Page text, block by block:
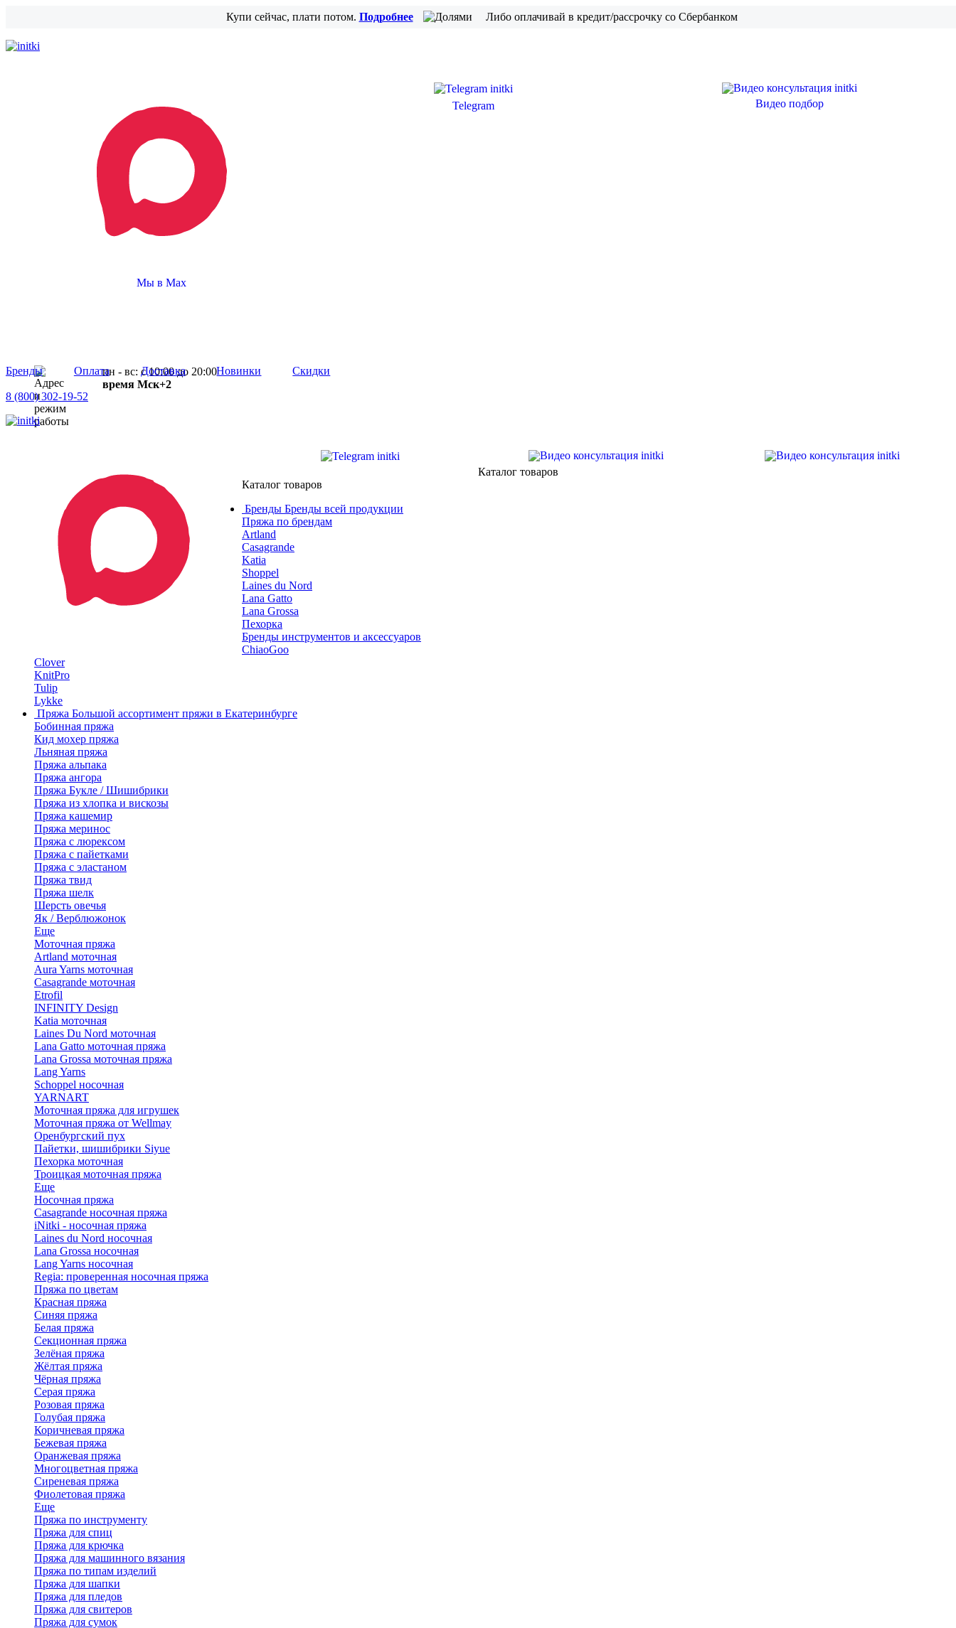
Купи сейчас, плати потом. Подробнее Либо оплачивай в кредит/рассрочку со Сбербанком
Мы в Max
Telegram Видео подбор
Бренды Оплата Доставка Новинки Скидки
8 (800) 302-19-52
пн - вс: с 10:00 до 20:00
время Мск+2
Каталог товаров
Каталог товаров
Бренды Бренды всей продукции
Пряжа по брендам
Artland
Casagrande
Katia
Shoppel
Laines du Nord
Lana Gatto
Lana Grossa
Пехорка
Бренды инструментов и аксессуаров
ChiaoGoo
Clover
KnitPro
Tulip
Lykke
Пряжа Большой ассортимент пряжи в Екатеринбурге
Бобинная пряжа
Кид мохер пряжа
Льняная пряжа
Пряжа альпака
Пряжа ангора
Пряжа Букле / Шишибрики
Пряжа из хлопка и вискозы
Пряжа кашемир
Пряжа меринос
Пряжа с люрексом
Пряжа с пайетками
Пряжа с эластаном
Пряжа твид
Пряжа шелк
Шерсть овечья
Як / Верблюжонок
Еще
Моточная пряжа
Artland моточная
Aura Yarns моточная
Casagrande моточная
Etrofil
INFINITY Design
Katia моточная
Laines Du Nord моточная
Lana Gatto моточная пряжа
Lana Grossa моточная пряжа
Lang Yarns
Schoppel носочная
YARNART
Моточная пряжа для игрушек
Моточная пряжа от Wellmay
Оренбургский пух
Пайетки, шишибрики Siyue
Пехорка моточная
Троицкая моточная пряжа
Еще
Носочная пряжа
Casagrande носочная пряжа
iNitki - носочная пряжа
Laines du Nord носочная
Lana Grossa носочная
Lang Yarns носочная
Regia: проверенная носочная пряжа
Пряжа по цветам
Красная пряжа
Синяя пряжа
Белая пряжа
Секционная пряжа
Зелёная пряжа
Жёлтая пряжа
Чёрная пряжа
Серая пряжа
Розовая пряжа
Голубая пряжа
Коричневая пряжа
Бежевая пряжа
Оранжевая пряжа
Многоцветная пряжа
Сиреневая пряжа
Фиолетовая пряжа
Еще
Пряжа по инструменту
Пряжа для спиц
Пряжа для крючка
Пряжа для машинного вязания
Пряжа по типам изделий
Пряжа для шапки
Пряжа для пледов
Пряжа для свитеров
Пряжа для сумок